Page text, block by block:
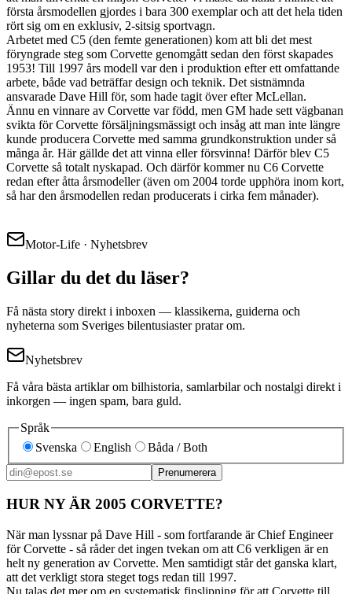
första årsmodellen gjordes i bara 300 exemplar och att det hela tiden
rört sig om en exklusiv, 2-sitsig sportvagn.
Arbetet med C5 (den femte generationen) kom att bli det mest
föryngrade steg som Corvette genomgått sedan den först skapades
1953! Till 1997 års modell var den i produktion efter ett omfattande
arbete, både vad beträffar design och teknik. Det sistnämnda
ansvarade Dave Hill för, som hade tagit över efter McLellan.
Ännu en vinnare av Corvette var född, men GM hade sett vägbanan
svikta för Corvette försäljningsmässigt och insåg att man inte längre
kunde producera Corvette med samma grundkonstruktion under så
många år. Här gällde det att vinna eller försvinna! Därför blev C5
Corvette så totalt nyskapad. Och därför kommer nu C6 Corvette
redan efter åtta årsmodeller (även om 2004 torde upphöra inom kort,
så har den årsmodellen redan producerats i cirka fem månader).
Motor-Life · Nyhetsbrev
Gillar du det du läser?
Få nästa story direkt i inboxen — klassikerna, guiderna och
nyheterna som Sveriges bilentusiaster pratar om.
Nyhetsbrev
Få våra bästa artiklar om bilhistoria, samlarbilar och nostalgi direkt i
inkorgen — ingen spam, bara guld.
Språk
Svenska
English Båda / Both
Prenumerera
HUR NY ÄR 2005 CORVETTE?
När man lyssnar på Dave Hill - som fortfarande är Chief Engineer
för Corvette - så råder det ingen tvekan om att C6 verkligen är en
helt ny generation av Corvette. Men samtidigt står det ganska klart,
att det verkligt stora steget togs redan till 1997.
Nu talas det mer om en systematisk finslipning för att Corvette till